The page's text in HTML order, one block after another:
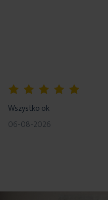
Wszystko ok
06-08-2026